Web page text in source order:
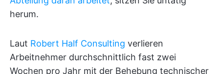
herum.
Laut Robert Half Consulting verlieren
Arbeitnehmer durchschnittlich fast zwei
Wochen pro Jahr mit der Behebung technischer